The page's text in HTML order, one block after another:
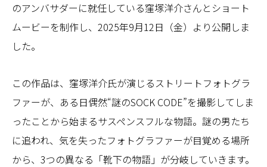
のアンバサダーに就任している窪塚洋介さんとショート
ムービーを制作し、2025年9月12日（金）より公開しま
した。
この作品は、窪塚洋介氏が演じるストリートフォトグラ
ファーが、ある日偶然“謎のSOCK CODE”を撮影してしま
ったことから始まるサスペンスフルな物語。謎の男たち
に追われ、気を失ったフォトグラファーが目覚める場所
から、3つの異なる「靴下の物語」が分岐していきます。